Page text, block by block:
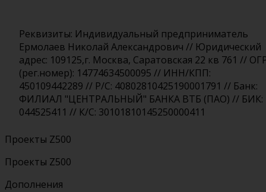
Реквизиты: Индивидуальный предприниматель
Ермолаев Николай Александрович // Юридический
адрес: 109125,г. Москва, Саратовская 22 кв 761 //
(рег.номер): 14774634500095 // ИНН/КПП:
450109442289 // Р/С: 40802810425190001791 // Банк:
ФИЛИАЛ "ЦЕНТРАЛЬНЫЙ" БАНКА ВТБ (ПАО) // БИК:
044525411 // К/С: 30101810145250000411
Проекты Z500
Проекты Z500
Дополнения